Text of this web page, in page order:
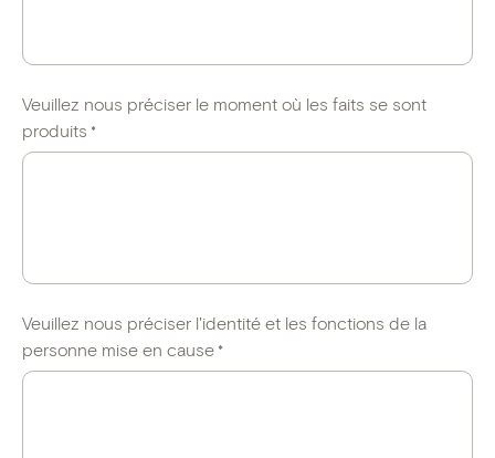
Veuillez nous préciser le moment où les faits se sont
produits *
Veuillez nous préciser l'identité et les fonctions de la
personne mise en cause *